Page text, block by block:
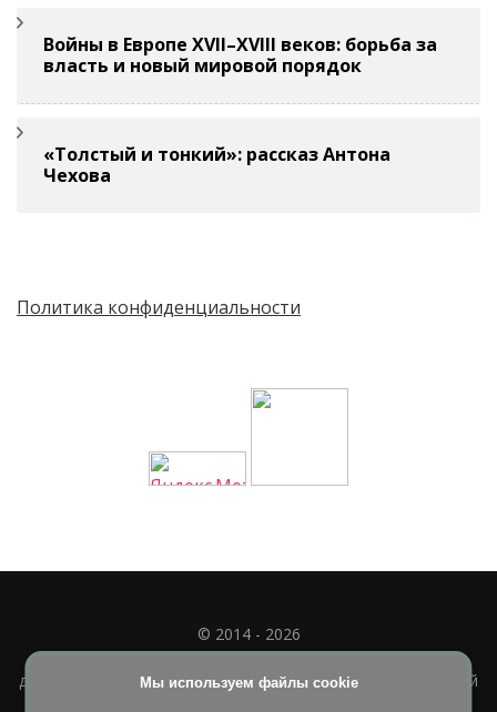
Войны в Европе XVII–XVIII веков: борьба за
власть и новый мировой порядок
«Толстый и тонкий»: рассказ Антона
Чехова
Политика конфиденциальности
Мы используем файлы cookie
© 2014 - 2026
Полное или частичное использование материала
допускается только при наличии активной и индексируемой